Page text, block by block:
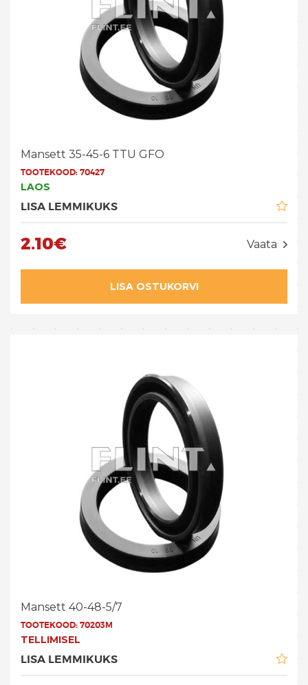
Mansett 35-45-6 TTU GFO
TOOTEKOOD:70427
LAOS
LISA LEMMIKUKS
2.10€ Vaata
LISA OSTUKORVI
Mansett 40-48-5/7
TOOTEKOOD:70203M
TELLIMISEL
LISA LEMMIKUKS